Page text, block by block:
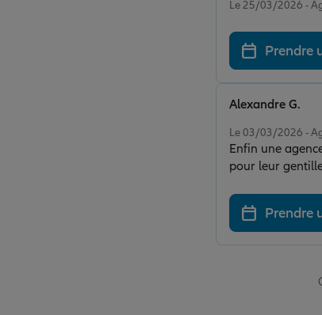
Le 25/03/2026 -
Prendre
Le 03/03/2026 -
Enfin une
pour leur
de sympathie.
Alexandre G.
Prendre